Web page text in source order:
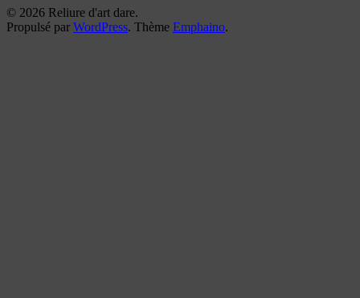
© 2026 Reliure d'art dare.
Propulsé par WordPress. Thème Emphaino.